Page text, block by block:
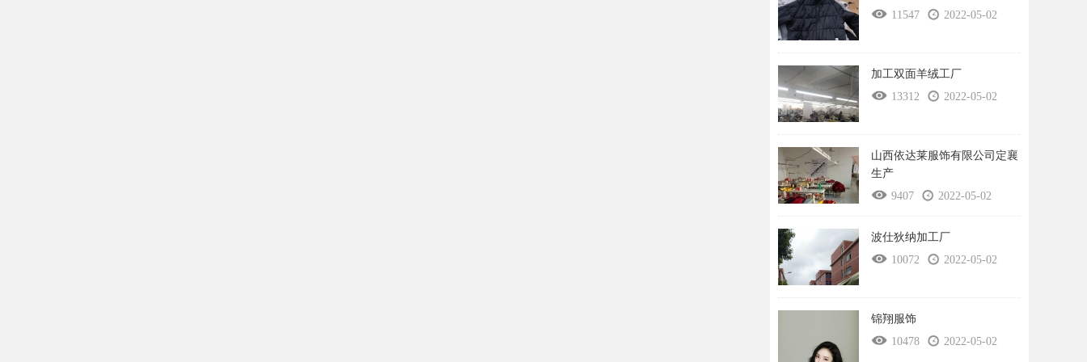
11547
2022-05-02
加工双面羊绒工厂
13312
2022-05-02
山西依达莱服饰有限公司定襄
生产
9407
2022-05-02
波仕狄纳加工厂
10072
2022-05-02
锦翔服饰
10478
2022-05-02